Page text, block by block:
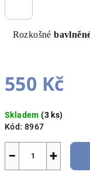
Rozkošné
550 Kč
cena:
Skladem(3 ks)
Kód: 8967
+
−